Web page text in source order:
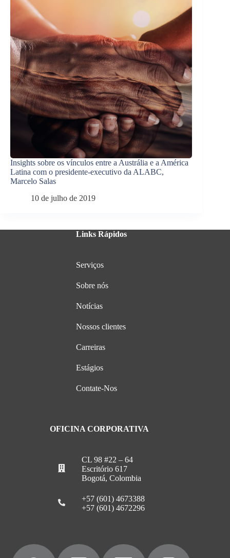
Insights sobre os vínculos entre a Austrália e a América
Latina com o presidente-executivo da ALABC,
Marcelo Salas
10 de julho de 2019
Links Rápidos
Serviços
Sobre nós
Notícias
Nossos clientes
Carreiras
Estágios
Contate-Nos
OFICINA CORPORATIVA
CL 98 #22 – 64
Escritório 617
Bogotá, Colombia
+57 (601) 4673388
+57 (601) 4672296